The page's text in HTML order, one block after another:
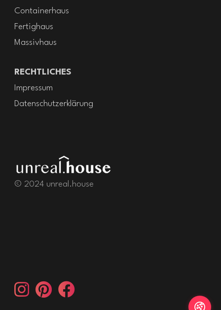
Containerhaus
Fertighaus
Massivhaus
RECHTLICHES
Impressum
Datenschutzerklärung
© 2024 unreal.house